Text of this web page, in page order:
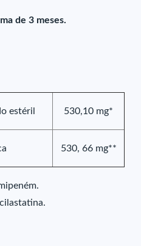
de 3 meses.
estéril 530,10 mg*
530, 66 mg**